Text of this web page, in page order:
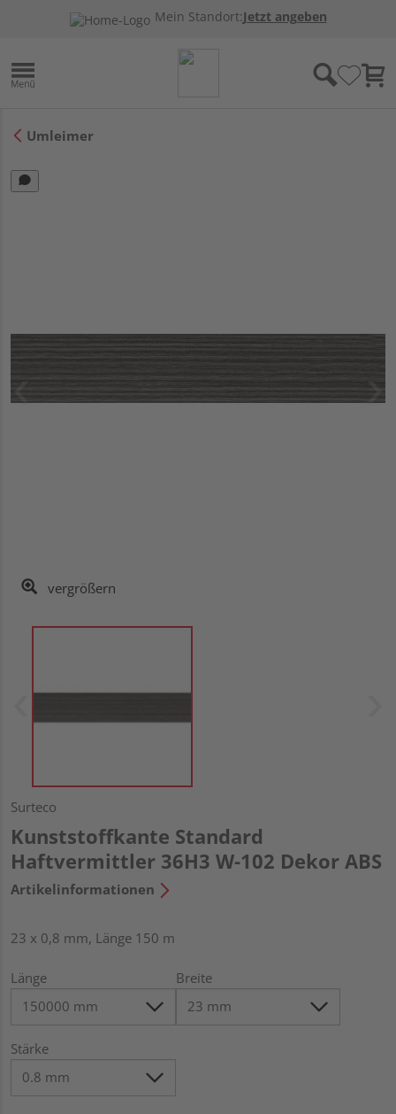
Mein Standort:Jetzt angeben
Umleimer
vergrößern
Surteco
Kunststoffkante Standard
Haftvermittler 36H3 W-102 Dekor ABS
Artikelinformationen
23 x 0,8 mm, Länge 150 m
Länge Breite
Stärke